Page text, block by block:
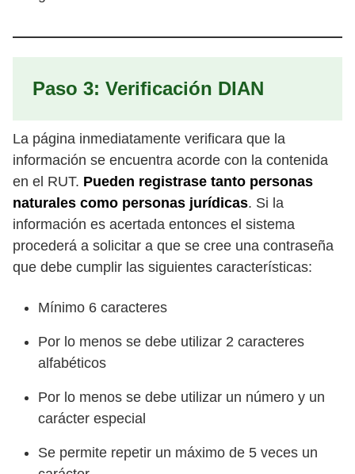
Paso 3: Verificación DIAN
La página inmediatamente verificara que la
información se encuentra acorde con la contenida
en el RUT. Pueden registrase tanto personas
naturales como personas jurídicas. Si la
información es acertada entonces el sistema
procederá a solicitar a que se cree una contraseña
que debe cumplir las siguientes características:
Mínimo 6 caracteres
Por lo menos se debe utilizar 2 caracteres
alfabéticos
Por lo menos se debe utilizar un número y un
carácter especial
Se permite repetir un máximo de 5 veces un